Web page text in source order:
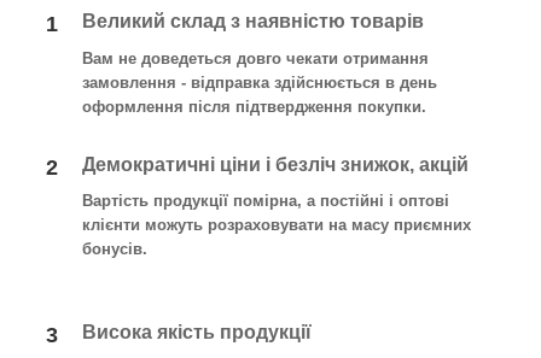
1 Великий склад з наявністю товарів
Вам не доведеться довго чекати отримання
замовлення - відправка здійснюється в день
оформлення після підтвердження покупки.
2 Демократичні ціни і безліч знижок, акцій
Вартість продукції помірна, а постійні і оптові
клієнти можуть розраховувати на масу приємних
бонусів.
3 Висока якість продукції